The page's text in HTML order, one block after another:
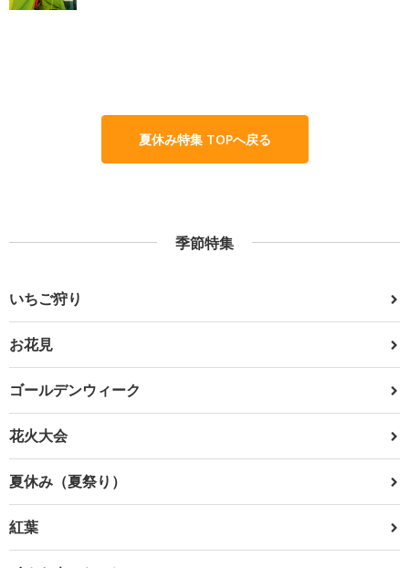
夏休み特集 TOPへ戻る
季節特集
いちご狩り
お花見
ゴールデンウィーク
花火大会
夏休み（夏祭り）
紅葉